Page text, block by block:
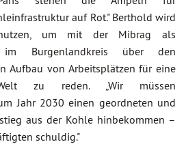
auf Rot." Berthold wird
um mit der Mibrag als
im Burgenlandkreis über den
Aufbau von Arbeitsplätzen für eine
Welt zu reden. „Wir müssen
Jahr 2030 einen geordneten und
aus der Kohle hinbekommen –
schuldig."